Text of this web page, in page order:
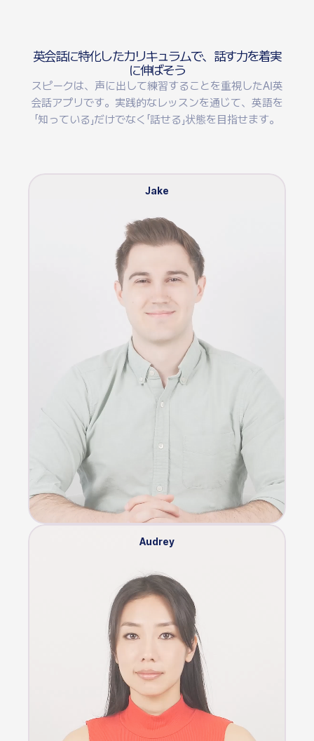
英会話に特化したカリキュラムで、 話す力を着実
に伸ばそう
スピークは、声に出して練習することを重視したAI英
会話アプリです。実践的なレッスンを通じて、英語を
「知っている」だけでなく「話せる」状態を目指せます。
Jake
Audrey